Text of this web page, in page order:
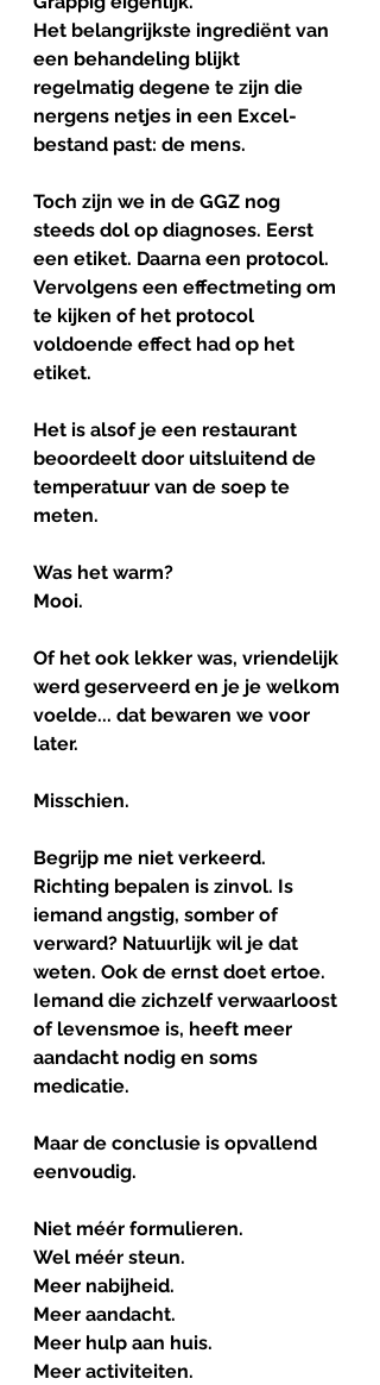
Het belangrijkste ingrediënt van
een behandeling blijkt
regelmatig degene te zijn die
nergens netjes in een Excel-
bestand past: de mens.
Toch zijn we in de GGZ nog
steeds dol op diagnoses. Eerst
een etiket. Daarna een protocol.
Vervolgens een effectmeting om
te kijken of het protocol
voldoende effect had op het
etiket.
Het is alsof je een restaurant
beoordeelt door uitsluitend de
temperatuur van de soep te
meten.
Was het warm?
Mooi.
Of het ook lekker was, vriendelijk
werd geserveerd en je je welkom
voelde... dat bewaren we voor
later.
Misschien.
Begrijp me niet verkeerd.
Richting bepalen is zinvol. Is
iemand angstig, somber of
verward? Natuurlijk wil je dat
weten. Ook de ernst doet ertoe.
Iemand die zichzelf verwaarloost
of levensmoe is, heeft meer
aandacht nodig en soms
medicatie.
Maar de conclusie is opvallend
eenvoudig.
Niet méér formulieren.
Wel méér steun.
Meer nabijheid.
Meer aandacht.
Meer hulp aan huis.
Meer activiteiten.